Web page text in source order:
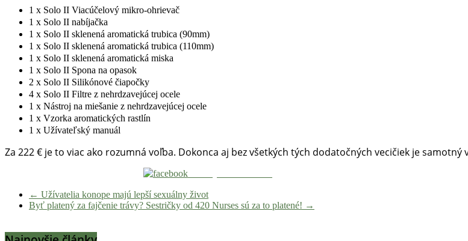
1 x Solo II Viacúčelový mikro-ohrievač
1 x Solo II nabíjačka
1 x Solo II sklenená aromatická trubica (90mm)
1 x Solo II sklenená aromatická trubica (110mm)
1 x Solo II sklenená aromatická miska
1 x Solo II Spona na opasok
2 x Solo II Silikónové čiapočky
4 x Solo II Filtre z nehrdzavejúcej ocele
1 x Nástroj na miešanie z nehrdzavejúcej ocele
1 x Vzorka aromatických rastlín
1 x Užívateľský manuál
Za 222 € je to viac ako rozumná voľba. Dokonca aj bez všetkých tých dodatočných vecičiek je samotný
← Užívatelia konope majú lepší sexuálny život
Byť platený za fajčenie trávy? Sestričky od 420 Nurses sú za to platené! →